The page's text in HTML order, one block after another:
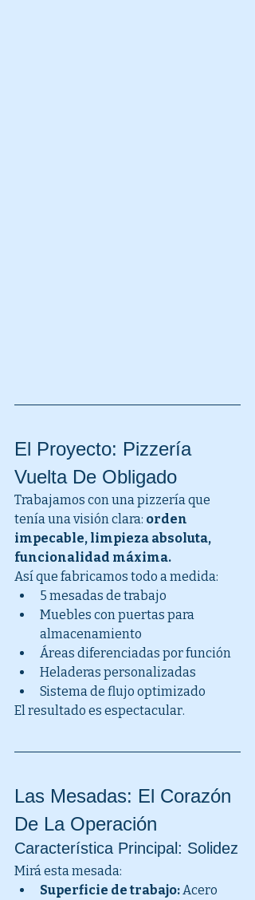
El Proyecto: Pizzería
Vuelta De Obligado
Trabajamos con una pizzería que
tenía una visión clara: orden
impecable, limpieza absoluta,
funcionalidad máxima.
Así que fabricamos todo a medida:
5 mesadas de trabajo
Muebles con puertas para
almacenamiento
Áreas diferenciadas por función
Heladeras personalizadas
Sistema de flujo optimizado
El resultado es espectacular.
Las Mesadas: El Corazón
De La Operación
Característica Principal: Solidez
Mirá esta mesada:
Superficie de trabajo: Acero